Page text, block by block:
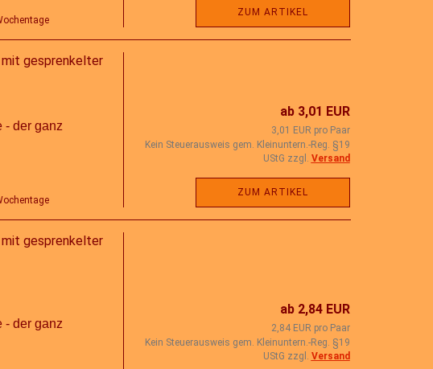
ZUM ARTIKEL
mit gesprenkelter
- der ganz
ab 3,01 EUR
3,01 EUR pro Paar
Kein Steuerausweis gem. Kleinuntern.-Reg. §19
UStG zzgl. Versand
ZUM ARTIKEL
mit gesprenkelter
- der ganz
ab 2,84 EUR
2,84 EUR pro Paar
Kein Steuerausweis gem. Kleinuntern.-Reg. §19
UStG zzgl. Versand